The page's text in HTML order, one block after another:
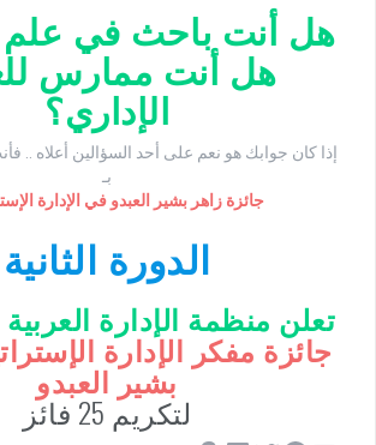
هل أنت باحث في علم
هل أنت ممارس
الإداري؟
إذا كان جوابك هو نعم على أحد السؤالين أعلاه ..
بـ
جائزة زاهر بشير العبدو في الإدارة
الدورة الثانية
تعلن منظمة الإدارة
جائزة مفكر الإدارة
بشير العبدو
لتكريم 25 فائز